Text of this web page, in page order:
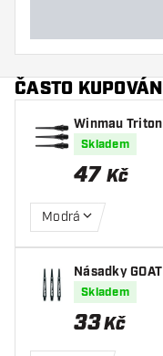
ČASTO
Winmau
Skladem
47 Kč
Modrá
Násadky
Skladem
33Kč